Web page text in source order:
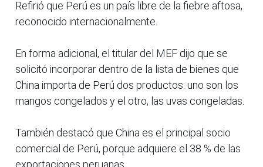
Refirió que Perú es un país libre de la fiebre aftosa,
reconocido internacionalmente.
En forma adicional, el titular del MEF dijo que se
solicitó incorporar dentro de la lista de bienes que
China importa de Perú dos productos: uno son los
mangos congelados y el otro, las uvas congeladas.
También destacó que China es el principal socio
comercial de Perú, porque adquiere el 38 % de las
exportaciones peruanas.